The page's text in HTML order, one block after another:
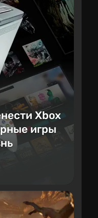
Xbox
игры